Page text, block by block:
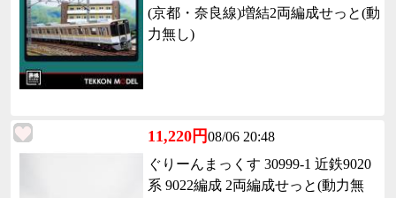
(京都・奈良線)増結2両編成せっと(動
力無し)
11,220円08/06 20:48
ぐりーんまっくす 30999-1 近鉄9020
系 9022編成 2両編成せっと(動力無